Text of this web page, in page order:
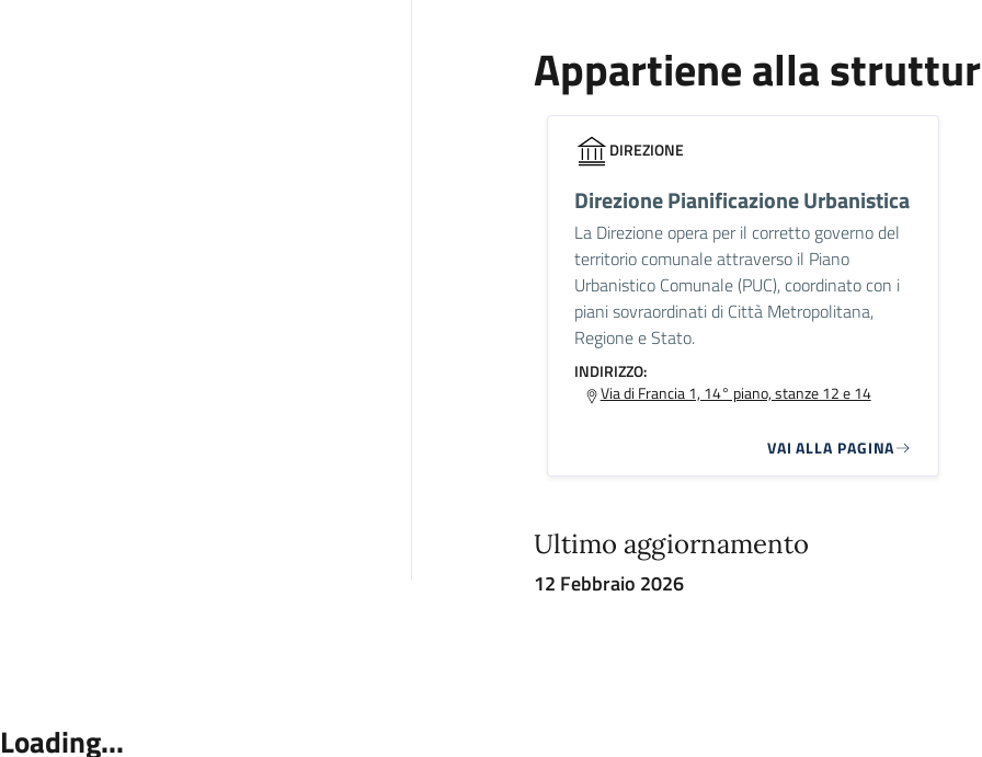
Appartiene alla
DIREZIONE
Direzione Pianificazione Urbanistica
La Direzione opera per il corretto governo del
territorio comunale attraverso il Piano
Urbanistico Comunale (PUC), coordinato con i
piani sovraordinati di Città Metropolitana,
Regione e Stato.
INDIRIZZO:
Via di Francia 1, 14° piano, stanze 12 e 14
VAI ALLA PAGINA
Ultimo aggiornamento
12 Febbraio 2026